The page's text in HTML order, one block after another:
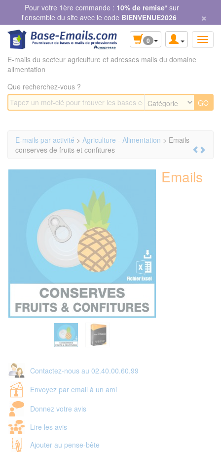
Pour votre 1ère commande : 10% de remise* sur
l'ensemble du site avec le code BIENVENUE2026 ×
0
E-mails du secteur agriculture et adresses mails du domaine
alimentation
Que recherchez-vous ?
E-mails par activité > Agriculture - Alimentation > Emails
conserves de fruits et confitures
Contactez-nous au 02.40.00.60.99
Envoyez par email à un ami
Donnez votre avis
Lire les avis
Ajouter au pense-bête
Emails
Panneau de gestion des cookies